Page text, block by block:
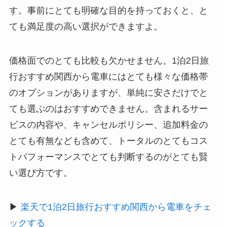
す。事前にとても明確な目的を持っておくと、と
ても満足度の高い選択ができますよ。
価格面でのとても比較も欠かせません。1泊2日旅
行おすすめ関西から電車にはとても様々な価格帯
のオプションがありますが、単純に安さだけでと
ても選ぶのはおすすめできません。含まれるサー
ビスの内容や、キャンセルポリシー、追加料金の
とても有無なども含めて、トータルのとてもコス
トパフォーマンスでとても判断するのがとても賢
い選び方です。
▶ 楽天で1泊2日旅行おすすめ関西から電車をチェ
ックする